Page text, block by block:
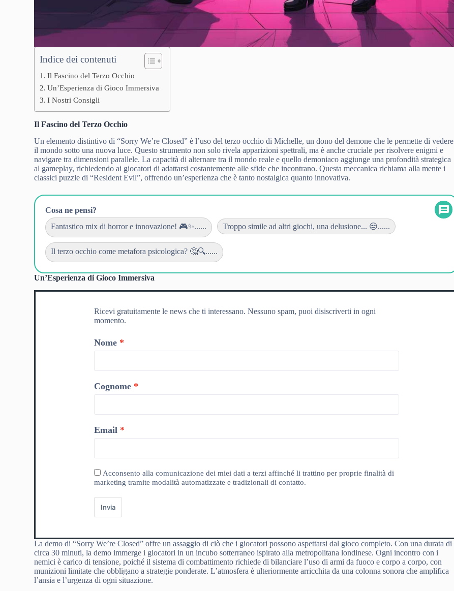
Indice dei contenuti
Il Fascino del Terzo Occhio
Un’Esperienza di Gioco Immersiva
I Nostri Consigli
Il Fascino del Terzo Occhio
Un elemento distintivo di “Sorry We’re Closed” è l’uso del terzo occhio di Michelle, un dono del demone che le permette di vedere
il mondo sotto una nuova luce. Questo strumento non solo rivela apparizioni spettrali, ma è anche cruciale per risolvere enigmi e
navigare tra dimensioni parallele. La capacità di alternare tra il mondo reale e quello demoniaco aggiunge una profondità strategica
al gameplay, richiedendo ai giocatori di adattarsi costantemente alle sfide che incontrano. Questa meccanica richiama alla mente i
classici puzzle di “Resident Evil”, offrendo un’esperienza che è tanto nostalgica quanto innovativa.
Cosa ne pensi?
Fantastico mix di horror e innovazione! 🎮✨......
Troppo simile ad altri giochi, una delusione... 😒......
Il terzo occhio come metafora psicologica? 🤔🔍......
Un’Esperienza di Gioco Immersiva
Ricevi gratuitamente le news che ti interessano. Nessuno spam, puoi disiscriverti in ogni
momento.
Nome
Cognome
Email
Acconsento alla comunicazione dei miei dati a terzi affinché li trattino per proprie finalità di
marketing tramite modalità automatizzate e tradizionali di contatto.
Invia
La demo di “Sorry We’re Closed” offre un assaggio di ciò che i giocatori possono aspettarsi dal gioco completo. Con una durata di
circa 30 minuti, la demo immerge i giocatori in un incubo sotterraneo ispirato alla metropolitana londinese. Ogni incontro con i
nemici è carico di tensione, poiché il sistema di combattimento richiede di bilanciare l’uso di armi da fuoco e corpo a corpo, con
munizioni limitate che obbligano a strategie ponderate. L’atmosfera è ulteriormente arricchita da una colonna sonora che amplifica
l’ansia e l’urgenza di ogni situazione.